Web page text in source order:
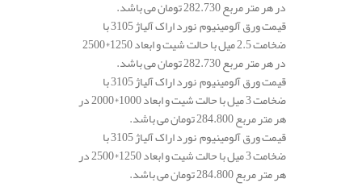
در هر متر مربع 282.730 تومان می باشد.
قیمت ورق آلومینیوم نورد اراک آلیاژ 3105 با
ضخامت 2.5 میل با حالت شیت و ابعاد 1250*2500
در هر متر مربع 282.730 تومان می باشد.
قیمت ورق آلومینیوم نورد اراک آلیاژ 3105 با
ضخامت 3 میل با حالت شیت و ابعاد 1000*2000 در
هر متر مربع 284.800 تومان می باشد.
قیمت ورق آلومینیوم نورد اراک آلیاژ 3105 با
ضخامت 3 میل با حالت شیت و ابعاد 1250*2500 در
هر متر مربع 284.800 تومان می باشد.